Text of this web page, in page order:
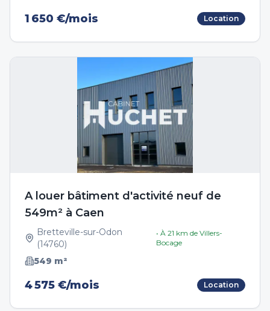
1 650 €/mois Location
A louer bâtiment d'activité neuf de
549m² à Caen
Bretteville-sur-Odon
(14760)
• À 21 km de Villers-
Bocage
549 m²
4 575 €/mois Location